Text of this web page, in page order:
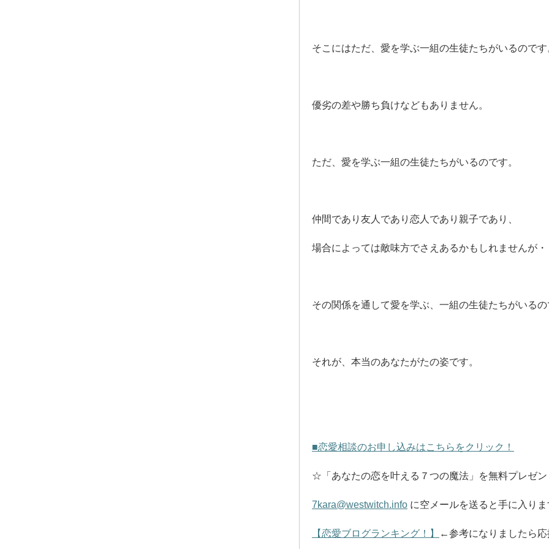
そこにはただ、愛を学ぶ一組の生徒たちがいるのです
優劣の差や勝ち負けなどもありません。
ただ、愛を学ぶ一組の生徒たちがいるのです。
仲間であり友人であり恋人であり親子であり、
場合によっては敵味方でさえあるかもしれませんが
その関係を通して愛を学ぶ、一組の生徒たちがいる
それが、本当のあなたがたの姿です。
■恋愛相談のお申し込みはこちらをクリック！
☆「あなたの恋を叶える７つの魔法」を無料プレゼ
7kara@westwitch.info に空メールを送ると手に入り
【恋愛ブログランキング！】 ←参考になりましたら